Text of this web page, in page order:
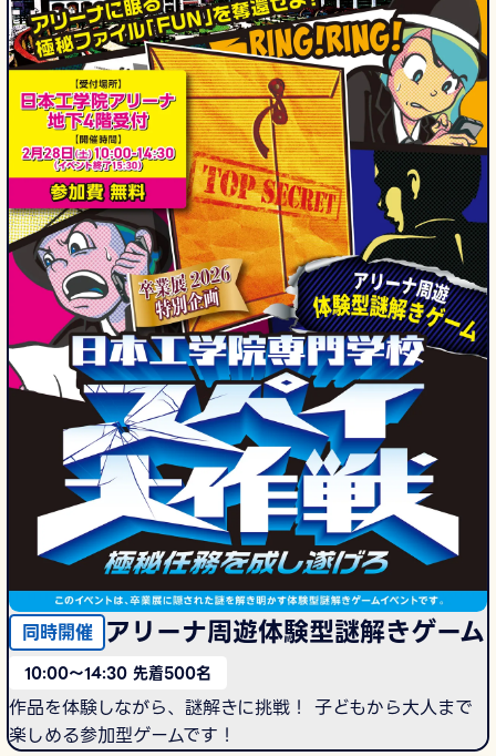
同時開催 アリーナ周遊体験型謎解きゲーム
10:00～14:30 先着500名
作品を体験しながら、謎解きに挑戦！ 子どもから大人まで
楽しめる参加型ゲームです！